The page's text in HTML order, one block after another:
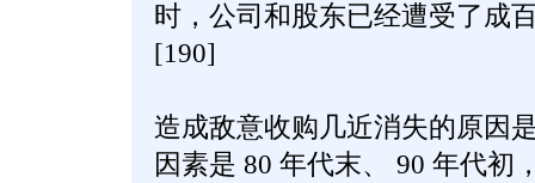
时，公司和股东已经遭受了成
[190]
造成敌意收购几近消失的原因
因素是 80 年代末、 90 年代初